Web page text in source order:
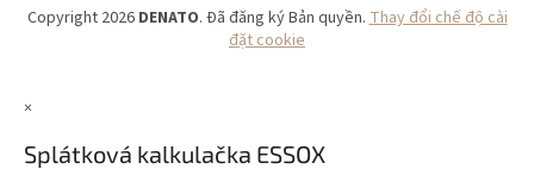
Copyright 2026 DENATO. Đã đăng ký Bản quyền.Thay đổi chế độ cài
đặt cookie
×
Splátková kalkulačka ESSOX